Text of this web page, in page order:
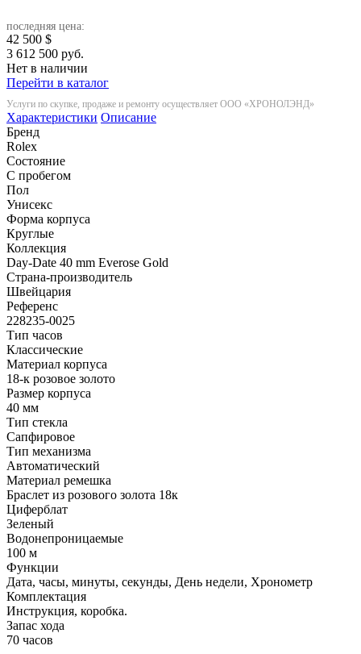
последняя цена:
42 500 $
3 612 500 руб.
Нет в наличии
Перейти в каталог
Услуги по скупке, продаже и ремонту осуществляет ООО «ХРОНОЛЭНД»
Характеристики Описание
Бренд
Rolex
Состояние
С пробегом
Пол
Унисекс
Форма корпуса
Круглые
Коллекция
Day-Date 40 mm Everose Gold
Страна-производитель
Швейцария
Референс
228235-0025
Тип часов
Классические
Материал корпуса
18-к розовое золото
Размер корпуса
40 мм
Тип стекла
Сапфировое
Тип механизма
Автоматический
Материал ремешка
Браслет из розового золота 18к
Циферблат
Зеленый
Водонепроницаемые
100 м
Функции
Дата, часы, минуты, секунды, День недели, Хронометр
Комплектация
Инструкция, коробка.
Запас хода
70 часов